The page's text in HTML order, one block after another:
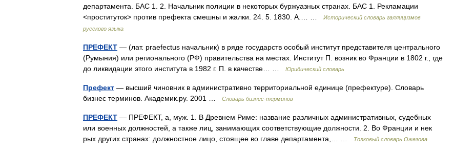
департамента. БАС 1. 2. Начальник полиции в некоторых буржуазных странах. БАС 1. Рекламации
<проституток> против префекта смешны и жалки. 24. 5. 1830. А.… …
Исторический словарь галлицизмов
русского языка
ПРЕФЕКТ — (лат. praefectus начальник) в ряде государств особый институт представителя центрального
(Румыния) или регионального (РФ) правительства на местах. Институт П. возник во Франции в 1802 г., где
до ликвидации этого института в 1982 г. П. в качестве… …
Юридический словарь
Префект — высший чиновник в административно территориальной единице (префектуре). Словарь
бизнес терминов. Академик.ру. 2001 …
Словарь бизнес-терминов
ПРЕФЕКТ — ПРЕФЕКТ, а, муж. 1. В Древнем Риме: название различных административных, судебных
или военных должностей, а также лиц, занимающих соответствующие должности. 2. Во Франции и нек
рых других странах: должностное лицо, стоящее во главе департамента,… …
Толковый словарь Ожегова